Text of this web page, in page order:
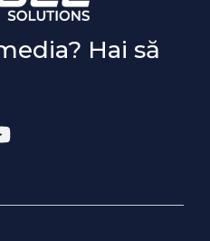
Hai să